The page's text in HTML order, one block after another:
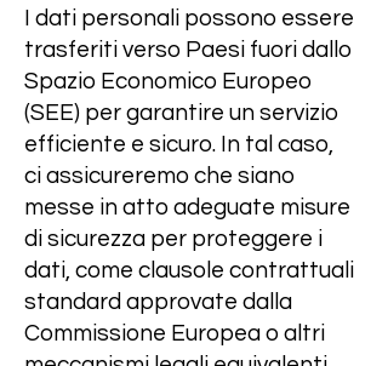
I dati personali possono essere
trasferiti verso Paesi fuori dallo
Spazio Economico Europeo
(SEE) per garantire un servizio
efficiente e sicuro. In tal caso,
ci assicureremo che siano
messe in atto adeguate misure
di sicurezza per proteggere i
dati, come clausole contrattuali
standard approvate dalla
Commissione Europea o altri